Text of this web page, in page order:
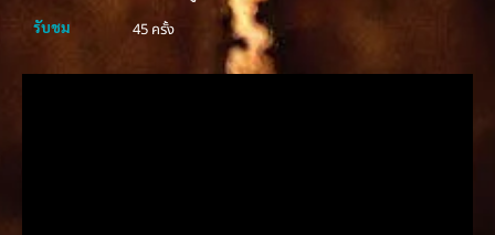
รับชม
45 ครั้ง